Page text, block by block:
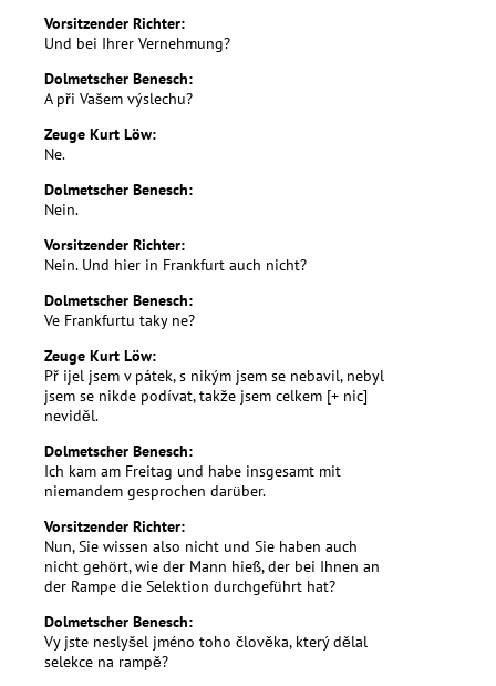
Vorsitzender Richter:
Und bei Ihrer Vernehmung?
Dolmetscher Benesch:
A při Vašem výslechu?
Zeuge Kurt Löw:
Ne.
Dolmetscher Benesch:
Nein.
Vorsitzender Richter:
Nein. Und hier in Frankfurt auch nicht?
Dolmetscher Benesch:
Ve Frankfurtu taky ne?
Zeuge Kurt Löw:
Př ijel jsem v pátek, s nikým jsem se nebavil, nebyl
jsem se nikde podívat, takže jsem celkem [+ nic]
neviděl.
Dolmetscher Benesch:
Ich kam am Freitag und habe insgesamt mit
niemandem gesprochen darüber.
Vorsitzender Richter:
Nun, Sie wissen also nicht und Sie haben auch
nicht gehört, wie der Mann hieß, der bei Ihnen an
der Rampe die Selektion durchgeführt hat?
Dolmetscher Benesch:
Vy jste neslyšel jméno toho člověka, který dělal
selekce na rampě?